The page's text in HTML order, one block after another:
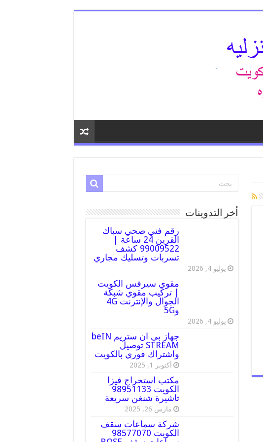
أخر التدوينات
رقم فني صحي سباك
القرين 24 ساعة |
99009522 كشف
تسربات وتسليك مجاري
يوليو 4, 2026
مقوي سيرفس الكويت
| تركيب مقوي شبكة
الجوال والإنترنت 4G
و5G
يوليو 4, 2026
جهاز بي ان ستريم beIN
STREAM توصيل
واشتراك فوري بالكويت
أكتوبر 1, 2025
مكتب استخراج فيزا
الكويت 98951133
تاشيرة شنغن سريعة
مارس 26, 2025
شركة سماعات سقف
الكويت 98577070